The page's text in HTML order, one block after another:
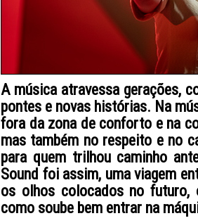
A música atravessa gerações,
pontes e novas histórias. Na
fora da zona de conforto e na
mas também no respeito e no
para quem trilhou caminho
Sound foi assim, uma viagem
os olhos colocados no
como soube bem entrar na